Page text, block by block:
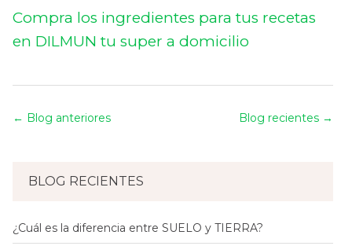
Compra los ingredientes para tus recetas
en DILMUN tu super a domicilio
← Blog anteriores Blog recientes →
BLOG RECIENTES
¿Cuál es la diferencia entre SUELO y TIERRA?